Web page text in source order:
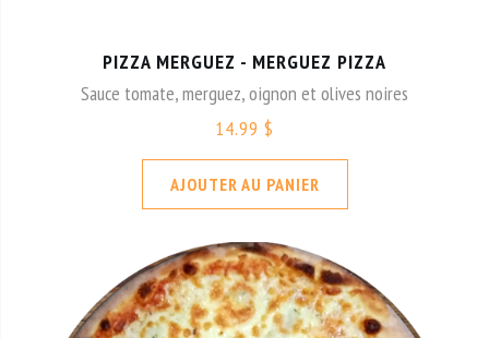
PIZZA MERGUEZ - MERGUEZ PIZZA
Sauce tomate, merguez, oignon et olives noires
14.99 $
AJOUTER AU PANIER